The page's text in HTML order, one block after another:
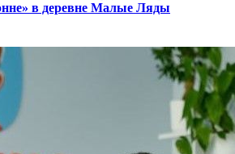
в деревне Малые Ляды